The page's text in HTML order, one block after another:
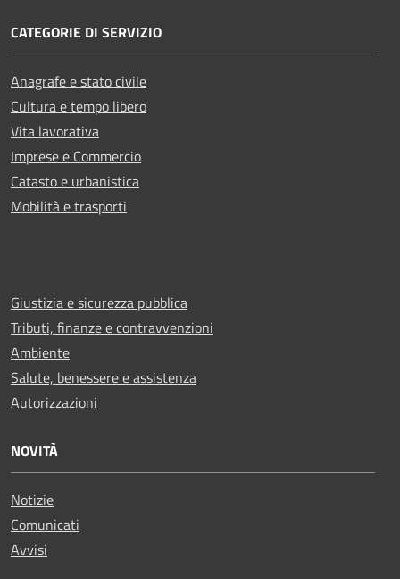
CATEGORIE DI SERVIZIO
Anagrafe e stato civile
Cultura e tempo libero
Vita lavorativa
Imprese e Commercio
Catasto e urbanistica
Mobilità e trasporti
Giustizia e sicurezza pubblica
Tributi, finanze e contravvenzioni
Ambiente
Salute, benessere e assistenza
Autorizzazioni
NOVITÀ
Notizie
Comunicati
Avvisi